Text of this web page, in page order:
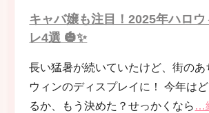
キャバ嬢も注目！2025年ハロ
レ4選 🎃✨
長い猛暑が続いていたけど、街のあ
ウィンのディスプレイに！ 今年は
るか、もう決めた？せっかくなら …